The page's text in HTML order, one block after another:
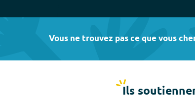
Vous ne trouvez pas ce que vous
Ils